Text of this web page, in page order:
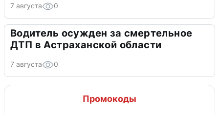
7 августа 0
Водитель осужден за смертельное
ДТП в Астраханской области
7 августа 0
Промокоды